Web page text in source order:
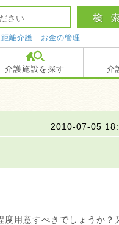
離介護 お金の管理
介護施設を探す 介
2010-07-05
用意すべきでしょうか？